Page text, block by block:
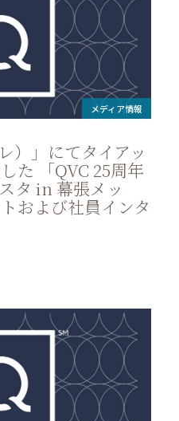
メディア情報
）」にてタイアッ
た 「QVC 25周年
タ in 幕張メッ
および社員インタ